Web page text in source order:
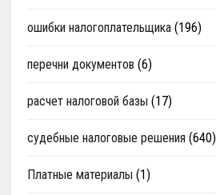
ошибки налогоплательщика(196)
перечни документов (6)
расчет налоговой базы (17)
судебные налоговые решения (640)
Платные материалы (1)